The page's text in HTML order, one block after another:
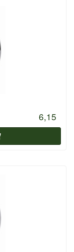
6,15